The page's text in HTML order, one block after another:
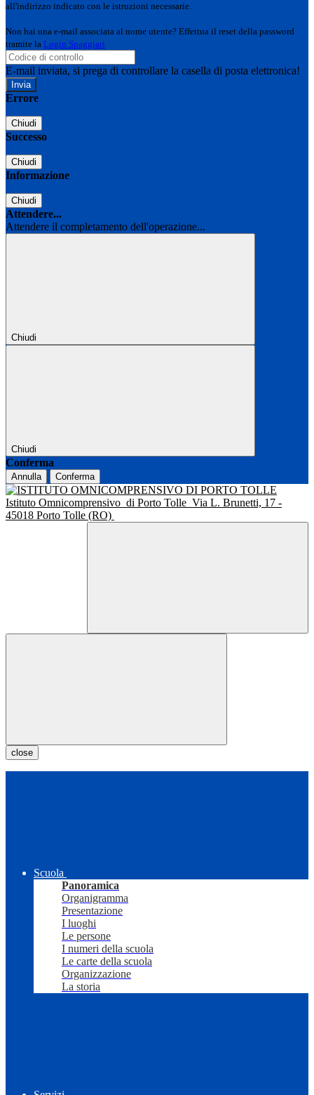
all'indirizzo indicato con le istruzioni necessarie.
Non hai una e-mail associata al nome utente? Effettua il reset della password
tramite la Login Spaggiari
E-mail inviata, si prega di controllare la casella di posta elettronica!
Errore
Chiudi
Successo
Chiudi
Informazione
Chiudi
Attendere...
Attendere il completamento dell'operazione...
Chiudi
Chiudi
Conferma
Annulla Conferma
Istituto Omnicomprensivo di Porto Tolle Via L. Brunetti, 17 -
45018 Porto Tolle (RO)
close
Scuola
Panoramica
Organigramma
Presentazione
I luoghi
Le persone
I numeri della scuola
Le carte della scuola
Organizzazione
La storia